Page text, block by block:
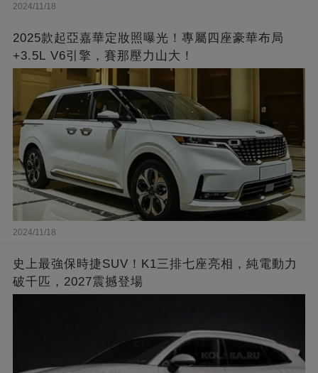
2024/11/18
2025款起亞嘉華定妝照曝光！專屬四座豪華布局
+3.5L V6引擎，賽那壓力山大！
2024/11/18
史上最強保時捷SUV！K1三排七座亮相，純電動力
破千匹，2027震撼登場